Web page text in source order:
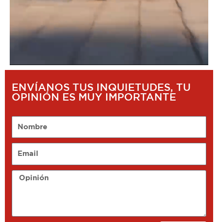
ENVÍANOS TUS INQUIETUDES, TU
OPINIÓN ES MUY IMPORTANTE
Opinión